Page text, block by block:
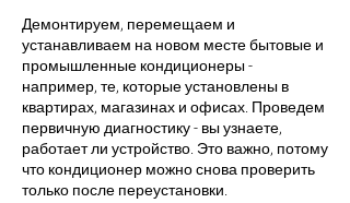
Демонтируем, перемещаем и
устанавливаем на новом месте бытовые и
промышленные кондиционеры -
например, те, которые установлены в
квартирах, магазинах и офисах. Проведем
первичную диагностику - вы узнаете,
работает ли устройство. Это важно, потому
что кондиционер можно снова проверить
только после переустановки.